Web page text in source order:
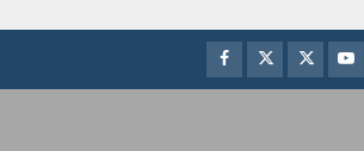
Facebook
Twitter